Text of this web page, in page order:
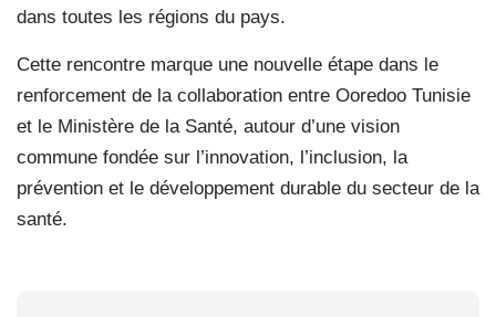
dans toutes les régions du pays.
Cette rencontre marque une nouvelle étape dans le
renforcement de la collaboration entre Ooredoo Tunisie
et le Ministère de la Santé, autour d’une vision
commune fondée sur l’innovation, l’inclusion, la
prévention et le développement durable du secteur de la
santé.